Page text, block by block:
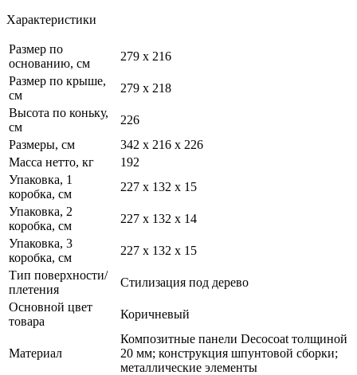
Характеристики
Размер по
основанию, см
279 х 216
Размер по крыше,
см
279 x 218
Высота по коньку,
см
226
Размеры, см
342 x 216 x 226
Масса нетто, кг
192
Упаковка, 1
коробка, см
227 x 132 x 15
Упаковка, 2
коробка, см
227 х 132 х 14
Упаковка, 3
коробка, см
227 x 132 x 15
Тип поверхности/
плетения
Стилизация под дерево
Основной цвет
товара
Коричневый
Материал
Композитные панели Decocoat толщиной
20 мм; конструкция шпунтовой сборки;
металлические элементы